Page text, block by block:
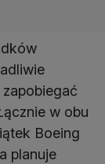
zapobiegać
w obu
Boeing
planuje